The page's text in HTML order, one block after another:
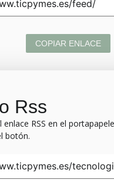
COPIAR ENLACE
Rss
enlace RSS en el
botón.